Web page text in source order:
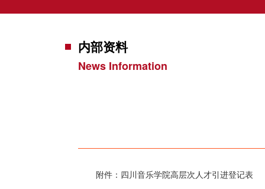
内部资料
News Information
附件：四川音乐学院高层次人才引进登记表